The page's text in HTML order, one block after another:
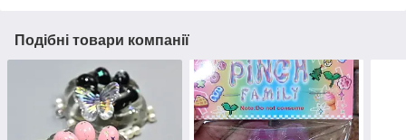
Подібні товари компанії